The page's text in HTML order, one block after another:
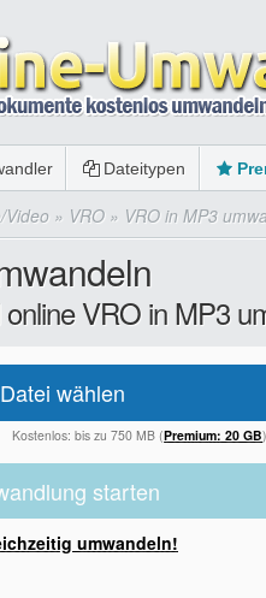
Dateitypen
Video » VRO » VRO in MP3
VRO in MP3
Datei wählen
Kostenlos: bis zu 750 MB (Premium: 20 GB
starten
umwandeln!